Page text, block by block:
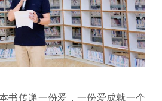
书传递一份爱，一份爱成就一个